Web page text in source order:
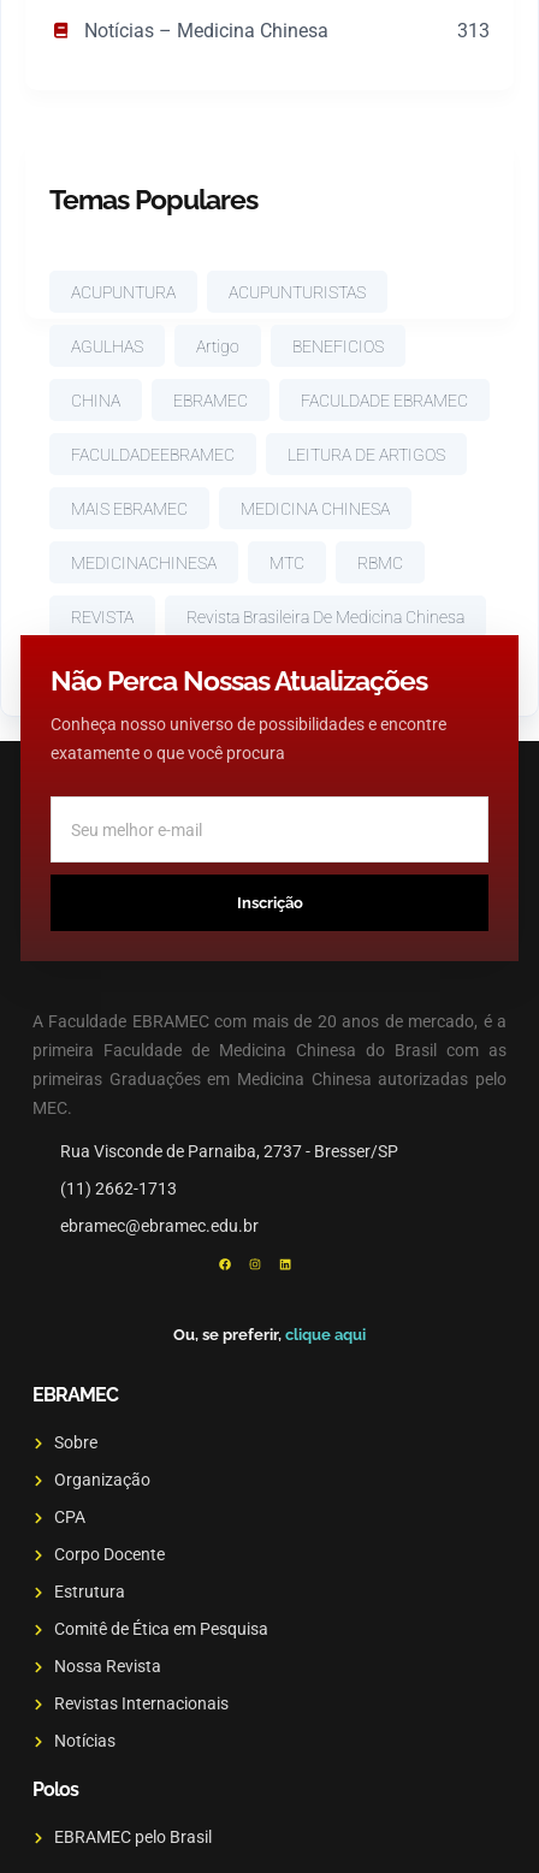
Notícias – Medicina Chinesa 313
Temas Populares
ACUPUNTURA ACUPUNTURISTAS
AGULHAS Artigo BENEFICIOS
CHINA EBRAMEC FACULDADE EBRAMEC
FACULDADEEBRAMEC LEITURA DE ARTIGOS
MAIS EBRAMEC MEDICINA CHINESA
MEDICINACHINESA MTC RBMC
REVISTA Revista Brasileira De Medicina Chinesa
SAUDE TERAPIA TRATAMENTO
Não Perca Nossas Atualizações
Conheça nosso universo de possibilidades e encontre
exatamente o que você procura
Inscrição
A Faculdade EBRAMEC com mais de 20 anos de mercado, é a
primeira Faculdade de Medicina Chinesa do Brasil com as
primeiras Graduações em Medicina Chinesa autorizadas pelo
MEC.
Rua Visconde de Parnaiba, 2737 - Bresser/SP
(11) 2662-1713
ebramec@ebramec.edu.br
Ou, se preferir, clique aqui
EBRAMEC
Sobre
Organização
CPA
Corpo Docente
Estrutura
Comitê de Ética em Pesquisa
Nossa Revista
Revistas Internacionais
Notícias
Polos
EBRAMEC pelo Brasil